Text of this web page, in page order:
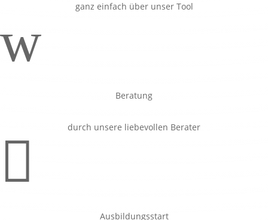
ganz einfach über unser Tool
w
Beratung
durch unsere liebevollen Berater

Ausbildungsstart